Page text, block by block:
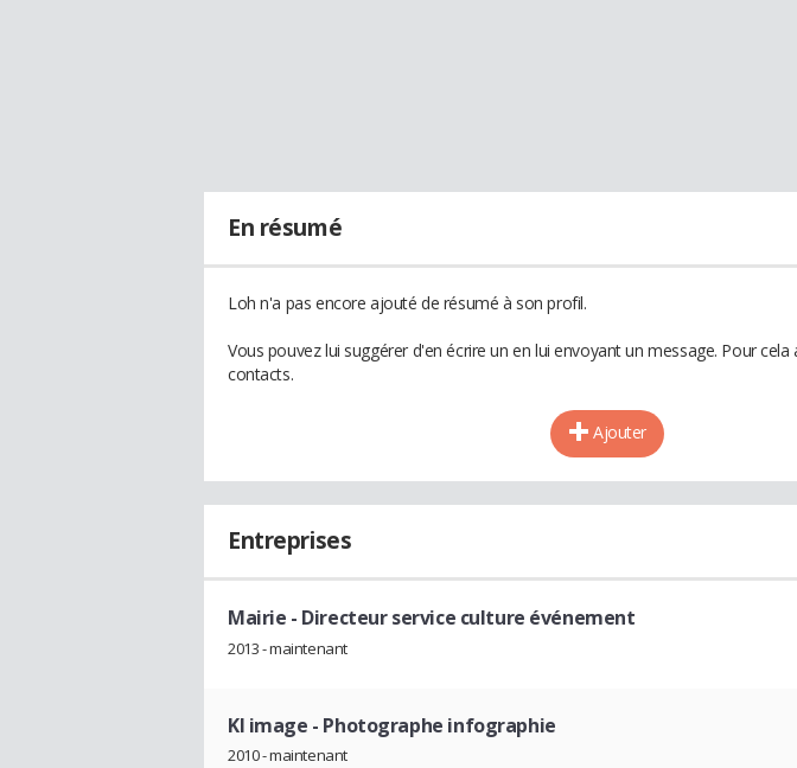
En résumé
Loh n'a pas encore ajouté de résumé à son profil.
Vous pouvez lui suggérer d'en écrire un en lui envoyant un message. Pour
contacts.
Ajouter
Entreprises
Mairie - Directeur service culture événement
2013 - maintenant
Kl image - Photographe infographie
2010 - maintenant